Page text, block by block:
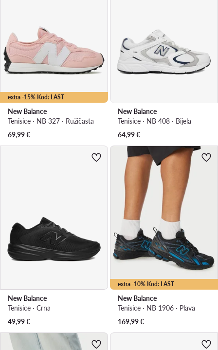
extra -15% Kod: LAST
New Balance
Tenisice · NB 327 · Ružičasta
69,99€
New Balance
Tenisice · NB 408 · Bijela
64,99€
New Balance
Tenisice · Crna
49,99€
extra -10% Kod: LAST
New Balance
Tenisice · NB 1906 · Plava
169,99€